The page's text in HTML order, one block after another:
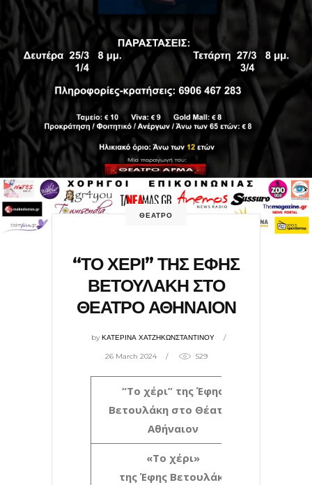
ΘΕΑΤΡΟ
“ΤΟ ΧΕΡΙ” ΤΗΣ ΕΦΗΣ
ΒΕΤΟΥΛΑΚΗ ΣΤΟ
ΘΕΑΤΡΟ ΑΘΗΝΑΙΟΝ
byΚΑΤΕΡΙΝΑ ΧΑΤΖΗΚΩΝΣΤΑΝΤΙΝΟΥ
26 March 2024 529
“Το χέρι” της Έφης
Βετουλάκη στο Θέατρο
Αθήναιον
«Το χέρι»
της Έφης Βετουλάκη